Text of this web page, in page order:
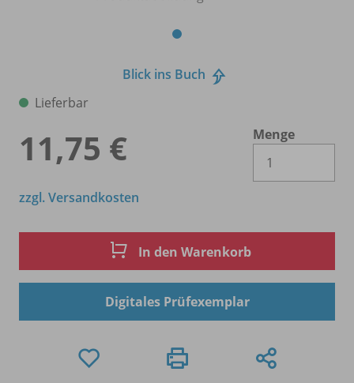
Blick ins Buch
Lieferbar
11,75 €
Menge
zzgl. Versandkosten
In den Warenkorb
Digitales Prüfexemplar